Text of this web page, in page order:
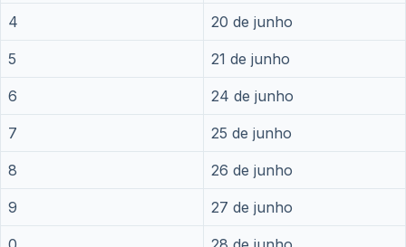
4 20 de junho
5 21 de junho
6 24 de junho
7 25 de junho
8 26 de junho
9 27 de junho